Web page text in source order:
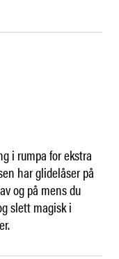
i rumpa for ekstra
har glidelåser på
og på mens du
slett magisk i